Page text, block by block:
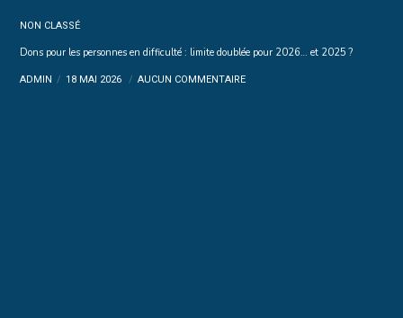
NON CLASSÉ
Dons pour les personnes en difficulté : limite doublée pour 2026… et 2025 ?
ADMIN 18 MAI 2026 AUCUN COMMENTAIRE